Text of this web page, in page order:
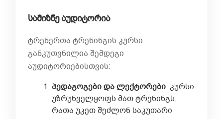
სამიზნე აუდიტორია
ტრენერთა ტრენინგის კურსი
განკუთვნილია შემდეგი
აუდიტორიებისთვის:
პედაგოგებიდალექტორები: კურსი
უზრუნველყოფს მათ ტრენინგს,
რათა უკეთ შეძლონ საკუთარი